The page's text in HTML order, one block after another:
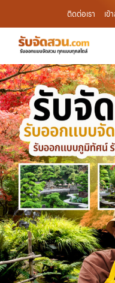
ติดต่อเรา เข้